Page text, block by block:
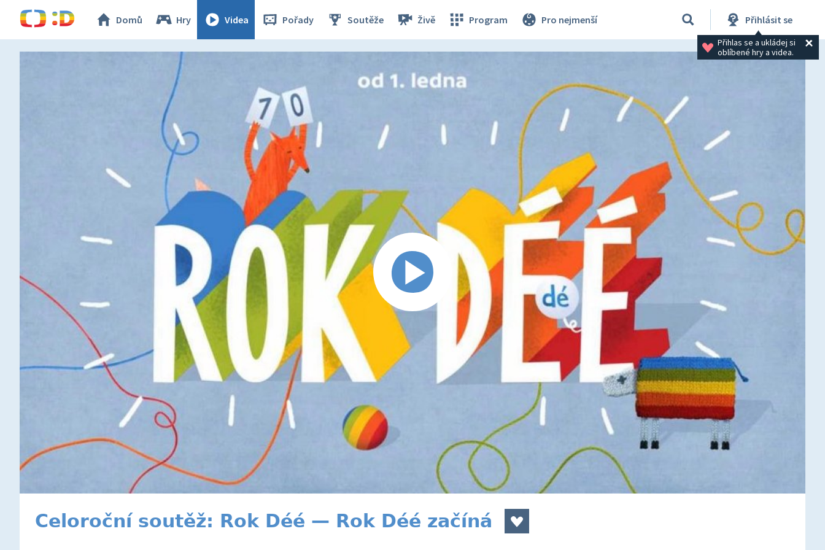
Domů Hry Videa Pořady Soutěže Živě Program Pro nejmenší Přihlásit se
Přihlas se a ukládej si
oblíbené hry a videa.
Celoroční soutěž: Rok Déé — Rok Déé začíná